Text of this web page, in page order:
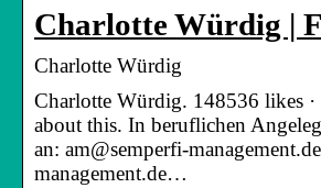
Charlotte Würdig |
Charlotte Würdig
Charlotte Würdig. 148536 likes
about this. In beruflichen
an: am@semperfi-
management.de…